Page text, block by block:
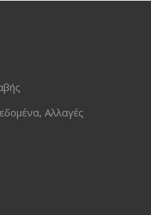
Αλλαγές